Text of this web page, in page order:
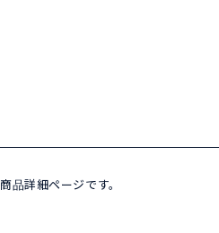
詳細ページです。